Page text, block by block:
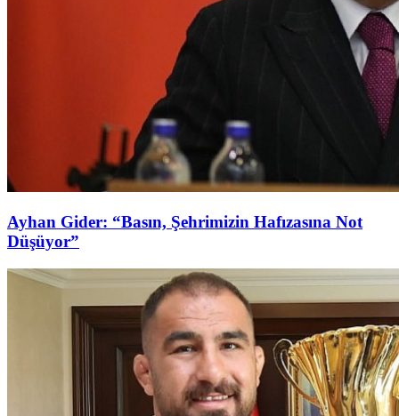
Ayhan Gider: “Basın, Şehrimizin Hafızasına Not
Düşüyor”